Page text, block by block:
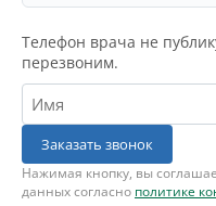
Телефон врача не
перезвоним.
Заказать звонок
Нажимая кнопку, вы
данных согласно политике